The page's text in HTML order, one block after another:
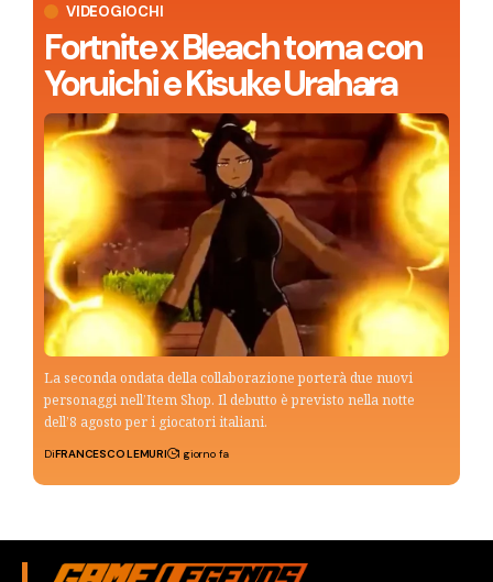
VIDEOGIOCHI
Fortnite x Bleach torna con
Yoruichi e Kisuke Urahara
La seconda ondata della collaborazione porterà due nuovi
personaggi nell’Item Shop. Il debutto è previsto nella notte
dell’8 agosto per i giocatori italiani.
DiFRANCESCO LEMURI 1 giorno fa